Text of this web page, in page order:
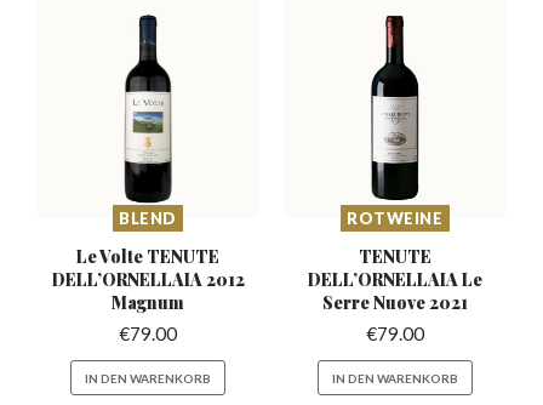
BLEND
Le Volte TENUTE
DELL’ORNELLAIA 2012
Magnum
€79.00
IN DEN WARENKORB
ROTWEINE
TENUTE
DELL’ORNELLAIA Le
Serre Nuove 2021
€79.00
IN DEN WARENKORB